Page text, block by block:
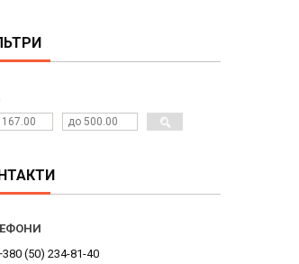
(50) 234-81-40